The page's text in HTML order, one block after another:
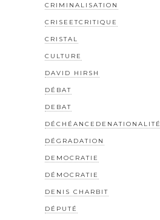
CRIMINALISATION
CRISEETCRITIQUE
CRISTAL
CULTURE
DAVID HIRSH
DÉBAT
DEBAT
DÉCHÉANCEDENATIONALITÉ
DÉGRADATION
DEMOCRATIE
DÉMOCRATIE
DENIS CHARBIT
DÉPUTÉ